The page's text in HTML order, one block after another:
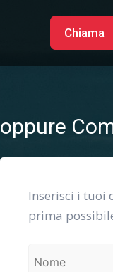
Chiama
oppure
Inserisci i tuoi
prima